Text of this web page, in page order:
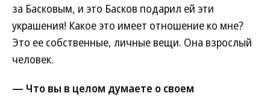
за Басковым, и это Басков подарил ей эти
украшения! Какое это имеет отношение ко мне?
Это ее собственные, личные вещи. Она взрослый
человек.
— Что вы в целом думаете о своем